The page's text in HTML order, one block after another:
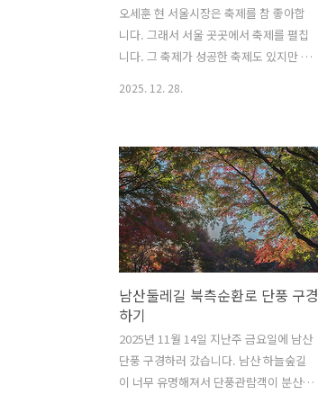
화하는데 계곡은 일조량이 낮습니다. 다
산이 막고 있기 때문이죠. 그래서 여름 물
놀이 명소이기도 합니다. 안양예술공원 ..
오세훈 현 서울시장은 축제를 참 좋아합
니다. 그래서 서울 곳곳에서 축제를 펼칩
니다. 그 축제가 성공한 축제도 있지만 실
까요. 한강버스처럼 이상한 행정을 하기
도 하지만 여기서 소개할 축제는 매우 잘
했습니다. 어떤 사람을 한 가지로 평가할
수 없죠. 좋은 건 칭찬하고 싫은 건 쓴소리
를 해야지 무조건 옳고 무조건 틀린 것은
극우와 극좌들이나 하는 짓이죠. 맹목적
칭찬, 맹목적 비판은 지양해야 합니다. 다
만 쓰레드 같은 경박단소한 SNS에 사진
과 글 올리면 곡해해서 이해하는 꼬락서
니들이 참 많더라고요. 그래서 롱폼 그러
나 언제 사라질지 모르는 티스토리에 좀
적어보고자 합니다. 빛의 조형물이 다..
2025. 12. 28.
남산둘레길 북측순환로 단풍 구경
하기
2025년 11월 14일 지난주 금요일에 남산
단풍 구경하러 갔습니다. 남산 하늘숲길
이 너무 유명해져서 단풍관람객이 분산된